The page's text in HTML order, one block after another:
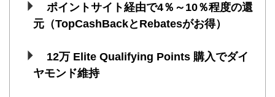
ポイントサイト経由で4％～10％程度の還
元（TopCashBackとRebatesがお得）
12万 Elite Qualifying Points 購入でダイ
ヤモンド維持